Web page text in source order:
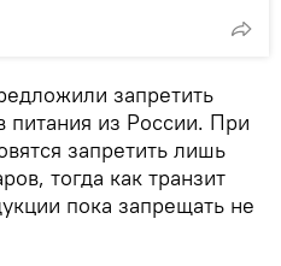
запретить
из России. При
запретить лишь
тогда как транзит
пока запрещать не